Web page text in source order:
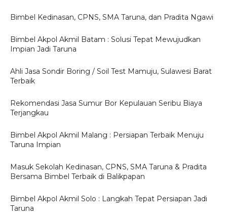
Bimbel Kedinasan, CPNS, SMA Taruna, dan Pradita Ngawi
Bimbel Akpol Akmil Batam : Solusi Tepat Mewujudkan
Impian Jadi Taruna
Ahli Jasa Sondir Boring / Soil Test Mamuju, Sulawesi Barat
Terbaik
Rekomendasi Jasa Sumur Bor Kepulauan Seribu Biaya
Terjangkau
Bimbel Akpol Akmil Malang : Persiapan Terbaik Menuju
Taruna Impian
Masuk Sekolah Kedinasan, CPNS, SMA Taruna & Pradita
Bersama Bimbel Terbaik di Balikpapan
Bimbel Akpol Akmil Solo : Langkah Tepat Persiapan Jadi
Taruna